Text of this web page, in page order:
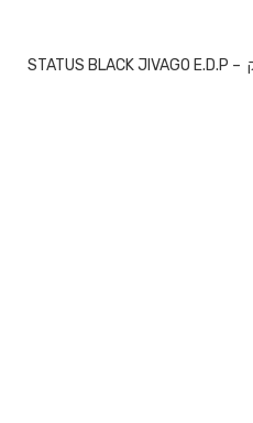
גיוואגו סטטוס בלאק – STATUS BLACK JIVAGO E.D.P